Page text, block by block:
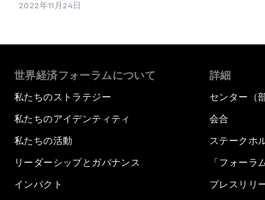
2022年11月24日
世界経済フォーラムについて
私たちのストラテジー
私たちのアイデンティティ
私たちの活動
リーダーシップとガバナンス
インパクト
詳細
センター（
会合
ステークホ
「フォーラ
プレスリリ